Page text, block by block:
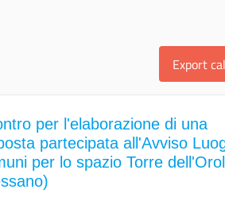
Export
per l'elaborazione di una
partecipata all'Avviso
per lo spazio Torre